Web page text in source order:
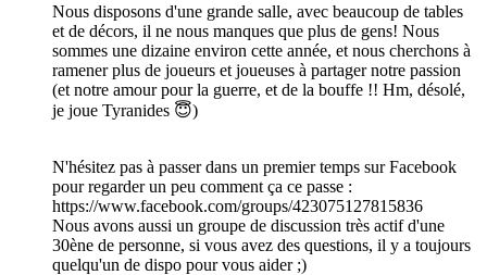
Nous disposons d'une grande salle, avec beaucoup de tables
et de décors, il ne nous manques que plus de gens! Nous
sommes une dizaine environ cette année, et nous cherchons à
ramener plus de joueurs et joueuses à partager notre passion
(et notre amour pour la guerre, et de la bouffe !! Hm, désolé,
je joue Tyranides 😇)
N'hésitez pas à passer dans un premier temps sur Facebook
pour regarder un peu comment ça ce passe :
https://www.facebook.com/groups/423075127815836
Nous avons aussi un groupe de discussion très actif d'une
30ène de personne, si vous avez des questions, il y a toujours
quelqu'un de dispo pour vous aider ;)